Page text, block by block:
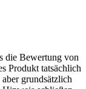
die Bewertung von
Produkt tatsächlich
grundsätzlich